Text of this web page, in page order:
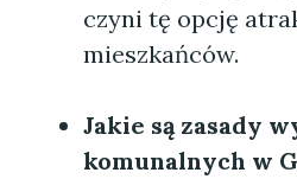
czyni tę opcję
mieszkańców.
Jakie są zasady
komunalnych w